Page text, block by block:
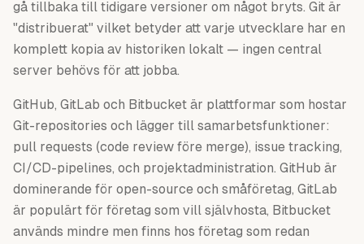
gå tillbaka till tidigare versioner om något bryts. Git är
"distribuerat" vilket betyder att varje utvecklare har en
komplett kopia av historiken lokalt — ingen central
server behövs för att jobba.
GitHub, GitLab och Bitbucket är plattformar som hostar
Git-repositories och lägger till samarbetsfunktioner:
pull requests (code review före merge), issue tracking,
CI/CD-pipelines, och projektadministration. GitHub är
dominerande för open-source och småföretag, GitLab
är populärt för företag som vill självhosta, Bitbucket
används mindre men finns hos företag som redan